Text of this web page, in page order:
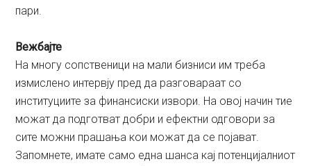
пари.
Вежбајте
На многу сопственици на мали бизниси им треба
измислено интервју пред да разговараат со
институциите за финансиски извори. На овој начин тие
можат да подготват добри и ефектни одговори за
сите можни прашања кои можат да се појават.
Запомнете, имате само една шанса кај потенцијалниот